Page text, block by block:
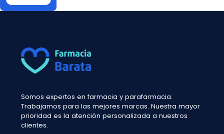
Somos expertos en farmacia y parafarmacia.
Trabajamos para las mejores marcas. Nuestra mayor
prioridad es la atención personalizada a nuestros
clientes.